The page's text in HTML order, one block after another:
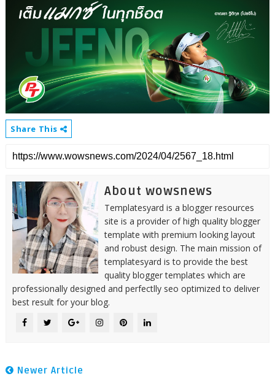
Share This
About wowsnews
Templatesyard is a blogger resources
site is a provider of high quality blogger
template with premium looking layout
and robust design. The main mission of
templatesyard is to provide the best
quality blogger templates which are
professionally designed and perfectlly seo optimized to deliver
best result for your blog.
Newer Article